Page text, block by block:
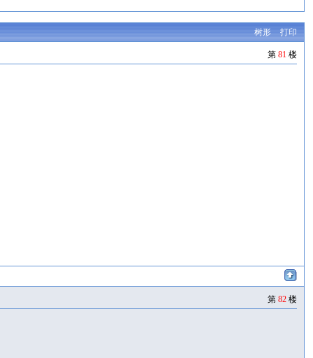
树形 打印
第 81楼
第 82楼